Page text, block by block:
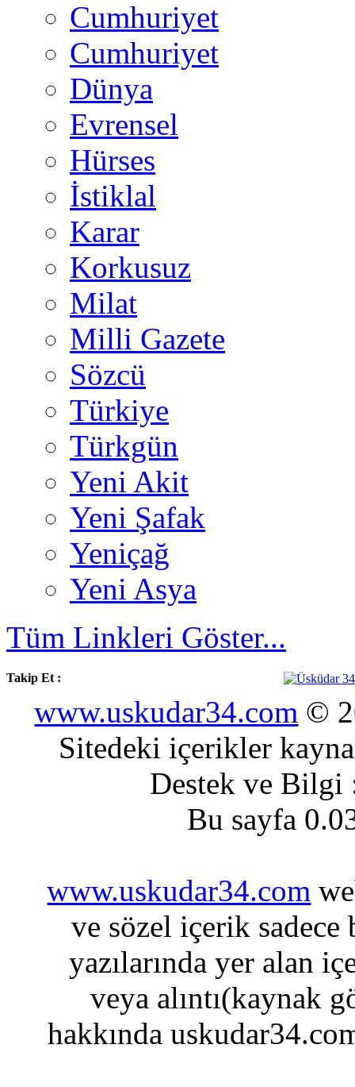
Cumhuriyet
Cumhuriyet
Dünya
Evrensel
Hürses
İstiklal
Karar
Korkusuz
Milat
Milli Gazete
Sözcü
Türkiye
Türkgün
Yeni Akit
Yeni Şafak
Yeniçağ
Yeni Asya
Tüm Linkleri Göster...
Takip Et :
www.uskudar34.com ©
Sitedeki içerikler
Destek ve
Bu sayfa
www.uskudar34.com
ve sözel içerik sadece
yazılarında yer alan
veya alıntı(kaynak
hakkında